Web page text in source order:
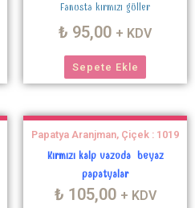
Fanusta kırmızı güller
₺ 95,00 + KDV
Sepete Ekle
Papatya Aranjman, Çiçek : 1019
Kırmızı kalp vazoda beyaz
papatyalar
₺ 105,00 + KDV